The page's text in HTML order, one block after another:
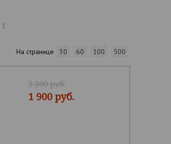
1
На странице 30 60 100 500
3 300 руб.
1 900 руб.